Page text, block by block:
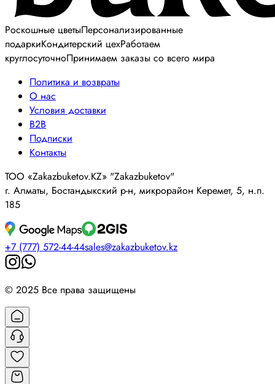
Роскошные цветыПерсонализированные
подаркиКондитерский цехРаботаем
круглосуточноПринимаем заказы со всего мира
Политика и возвраты
О нас
Условия доставки
B2B
Подписки
Контакты
ТОО «Zakazbuketov.KZ» "Zakazbuketov"
г. Алматы, Бостандыкский р-н, микрорайон Керемет, 5, н.п.
185
+7 (777) 572-44-44sales@zakazbuketov.kz
© 2025 Все права защищены